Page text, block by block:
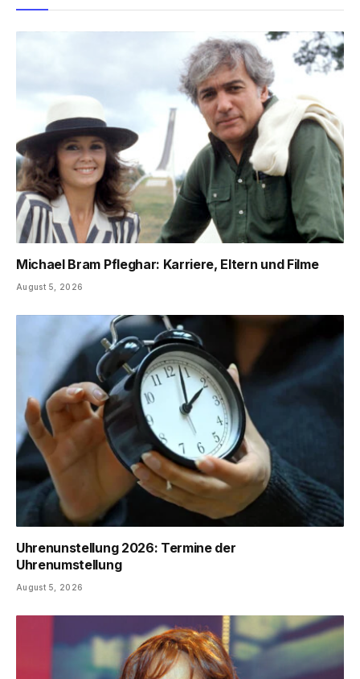
Michael Bram Pfleghar: Karriere, Eltern und Filme
August 5, 2026
Uhrenunstellung 2026: Termine der
Uhrenumstellung
August 5, 2026